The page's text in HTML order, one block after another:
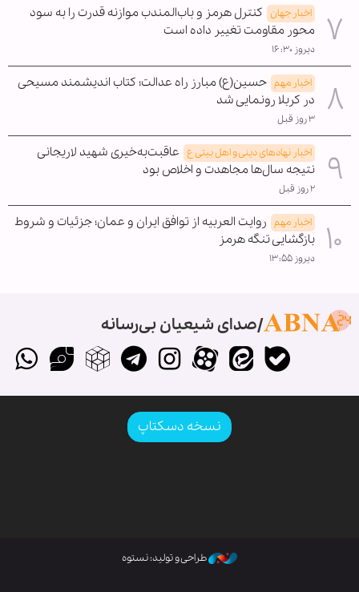
اخبار جهان کنترل هرمز و باب‌المندب موازنه قدرت را به سود
محور مقاومت تغییر داده است
دیروز ۱۶:۳۰
اخبار مهم حسین(ع) مبارز راه عدالت؛ کتاب اندیشمند مسیحی
در کربلا رونمایی شد
۳ روز قبل
اخبار نهادهای دینی و اهل بیتی ع عاقبت‌به‌خیری شهید لاریجانی
نتیجه سال‌ها مجاهدت و اخلاص بود
۲ روز قبل
اخبار مهم روایت العربیه از توافق ایران و عمان؛ جزئیات و شروط
بازگشایی تنگه هرمز
دیروز ۱۳:۵۵
صدای شیعیان بی‌رسانه
نسخه دسکتاپ
طراحی و تولید: نستوه